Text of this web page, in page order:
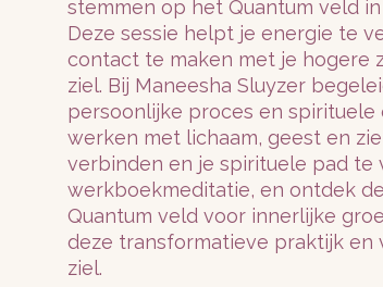
stemmen op het Quantum veld
Deze sessie helpt je energie te
contact te maken met je hogere
ziel. Bij Maneesha Sluyzer
persoonlijke proces en
werken met lichaam, geest en
verbinden en je spirituele pad te
werkboekmeditatie, en ontdek
Quantum veld voor innerlijke
deze transformatieve praktijk en
ziel.